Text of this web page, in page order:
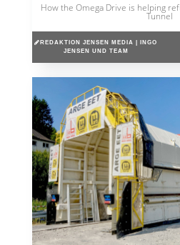
How the Omega Drive is helping
Tunnel
REDAKTION JENSEN MEDIA | INGO
JENSEN UND TEAM